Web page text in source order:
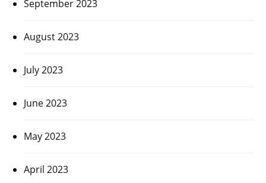
September 2023
August 2023
July 2023
June 2023
May 2023
April 2023